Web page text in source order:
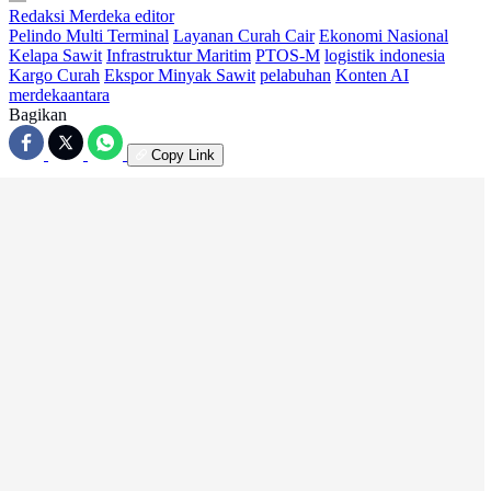
Redaksi Merdeka editor
Pelindo Multi Terminal Layanan Curah Cair Ekonomi Nasional
Kelapa Sawit Infrastruktur Maritim PTOS-M logistik indonesia
Kargo Curah Ekspor Minyak Sawit pelabuhan Konten AI
merdekaantara
Bagikan
Copy Link